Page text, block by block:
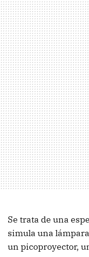
Se trata de una
simula una
un picoproyector,